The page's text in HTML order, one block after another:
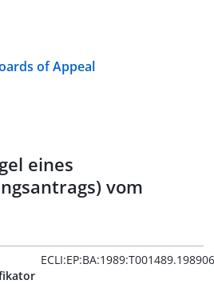
of Appeal
eines
vom